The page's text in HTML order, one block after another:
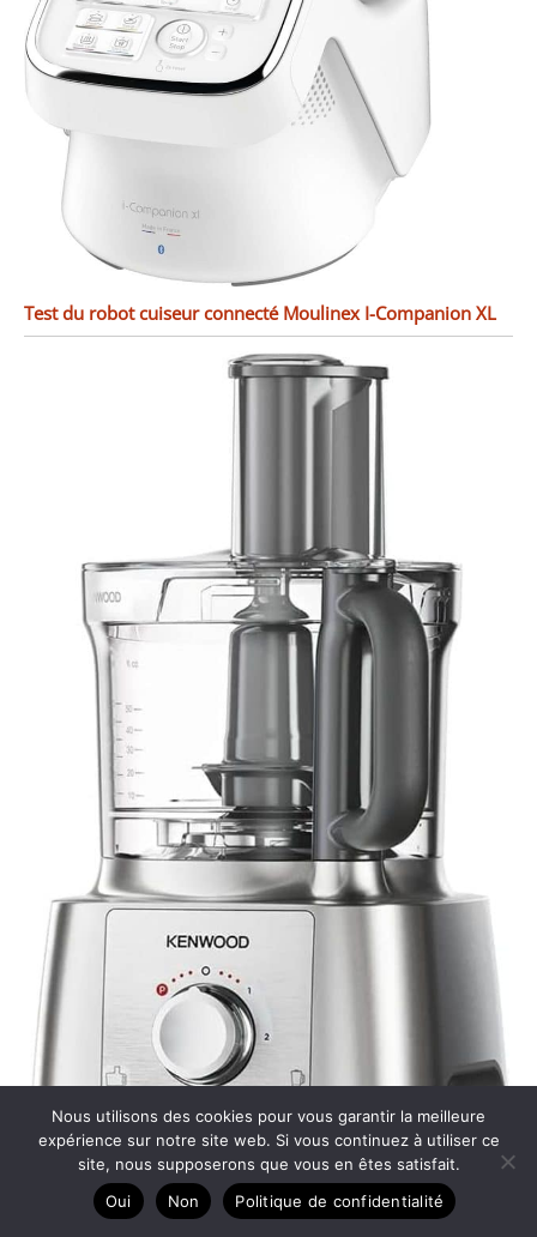
Test du robot cuiseur connecté Moulinex I-Companion XL
Test : robot culinaire Kenwood MultiPro Express
Nous utilisons des cookies pour vous garantir la meilleure
expérience sur notre site web. Si vous continuez à utiliser ce
site, nous supposerons que vous en êtes satisfait.
Oui
Non Politique de confidentialité